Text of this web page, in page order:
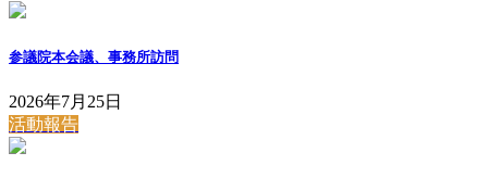
参議院本会議、事務所訪問
2026年7月25日
活動報告